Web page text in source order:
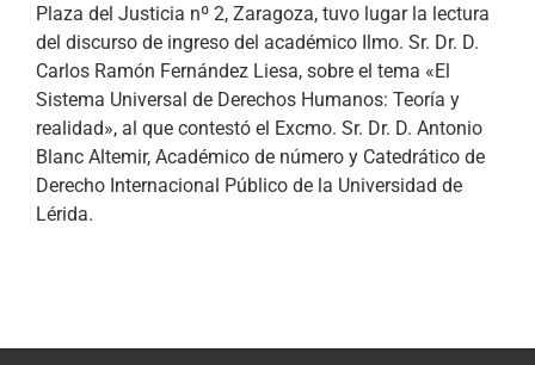
Plaza del Justicia nº 2, Zaragoza, tuvo lugar la lectura
del discurso de ingreso del académico Ilmo. Sr. Dr. D.
Carlos Ramón Fernández Liesa, sobre el tema «El
Sistema Universal de Derechos Humanos: Teoría y
realidad», al que contestó el Excmo. Sr. Dr. D. Antonio
Blanc Altemir, Académico de número y Catedrático de
Derecho Internacional Público de la Universidad de
Lérida.